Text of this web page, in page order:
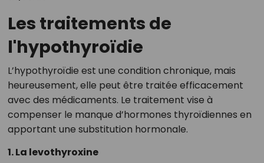
Les traitements de
l'hypothyroïdie
L’hypothyroïdie est une condition chronique, mais
heureusement, elle peut être traitée efficacement
avec des médicaments. Le traitement vise à
compenser le manque d’hormones thyroïdiennes en
apportant une substitution hormonale.
1. La levothyroxine